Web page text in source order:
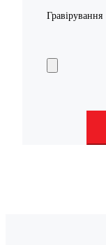
Гравірування